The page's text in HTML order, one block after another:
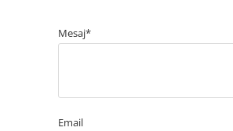
Mesaj*
Email